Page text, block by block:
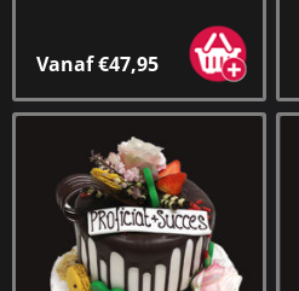
Vanaf €47,95